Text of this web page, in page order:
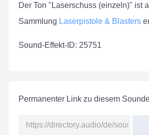
Der Ton "Laserschuss (einzeln)" ist
Sammlung Laserpistole & Blasters
Sound-Effekt-ID: 25751
Permanenter Link zu diesem